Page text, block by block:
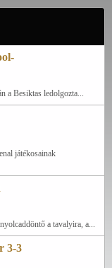
a Besiktas ledolgozta...
játékosainak
a tavalyira, a...
3-3